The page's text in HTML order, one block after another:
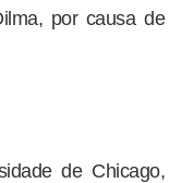
por causa de
de Chicago,